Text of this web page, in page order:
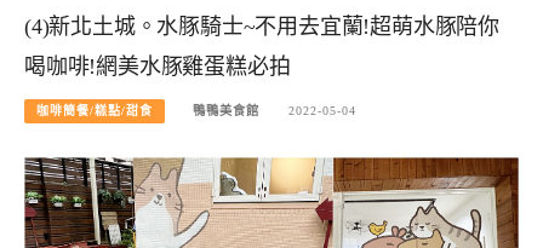
(4)新北土城。水豚騎士~不用去宜蘭!超萌水豚陪你
喝咖啡!網美水豚雞蛋糕必拍
咖啡簡餐/糕點/甜食 鴨鴨美食館 2022-05-04